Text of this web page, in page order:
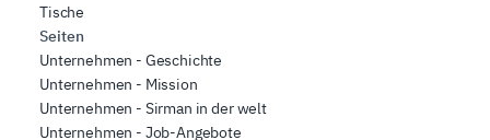
Tische
Seiten
Unternehmen - Geschichte
Unternehmen - Mission
Unternehmen - Sirman in der welt
Unternehmen - Job-Angebote